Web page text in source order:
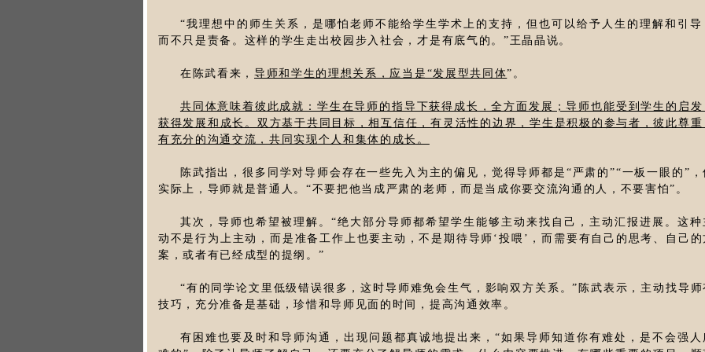
“我理想中的师生关系，是哪怕老师不能给学生学术上的支持，但也可以给予人生的理解和引导
而不只是责备。这样的学生走出校园步入社会，才是有底气的。”王晶晶说。
在陈武看来， 导师和学生的理想关系，应当是“发展型共同体”。
共同体意味着彼此成就：学生在导师的指导下获得成长，全方面发展；导师也能受到学生的启发
获得发展和成长。双方基于共同目标，相互信任，有灵活性的边界，学生是积极的参与者，彼此尊重
有充分的沟通交流，共同实现个人和集体的成长。
陈武指出，很多同学对导师会存在一些先入为主的偏见，觉得导师都是“严肃的”“一板一眼的”，
实际上，导师就是普通人。“不要把他当成严肃的老师，而是当成你要交流沟通的人，不要害怕”。
其次，导师也希望被理解。“绝大部分导师都希望学生能够主动来找自己，主动汇报进展。这种
动不是行为上主动，而是准备工作上也要主动，不是期待导师‘投喂’，而需要有自己的思考、自己的
案，或者有已经成型的提纲。”
“有的同学论文里低级错误很多，这时导师难免会生气，影响双方关系。”陈武表示，主动找导师
技巧，充分准备是基础，珍惜和导师见面的时间，提高沟通效率。
有困难也要及时和导师沟通，出现问题都真诚地提出来，“如果导师知道你有难处，是不会强人